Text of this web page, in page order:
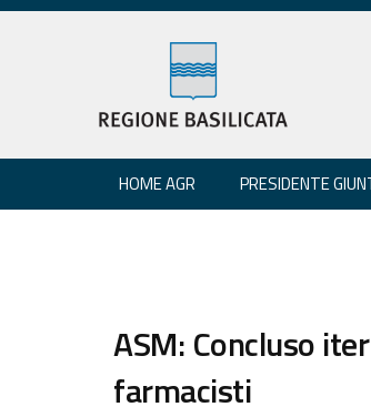
HOME AGR PRESIDENTE
ASM: Concluso
farmacisti